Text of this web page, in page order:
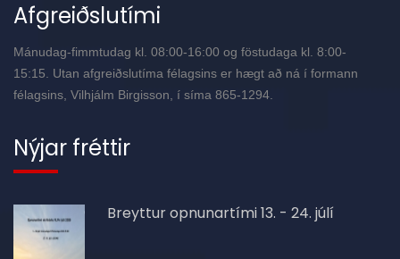
Afgreiðslutími
Mánudag-fimmtudag kl. 08:00-16:00 og föstudaga kl. 8:00-
15:15. Utan afgreiðslutíma félagsins er hægt að ná í formann
félagsins, Vilhjálm Birgisson, í síma 865-1294.
Nýjar fréttir
Breyttur opnunartími 13. - 24. júlí